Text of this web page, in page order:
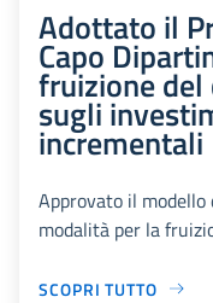
Adottato il
Capo
fruizione
sugli
incrementali
Approvato il
modalità per la
SCOPRI TUTTO